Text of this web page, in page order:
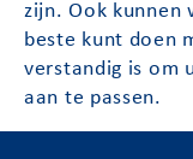
zijn. Ook kunnen
beste kunt doen
verstandig is om
aan te passen.